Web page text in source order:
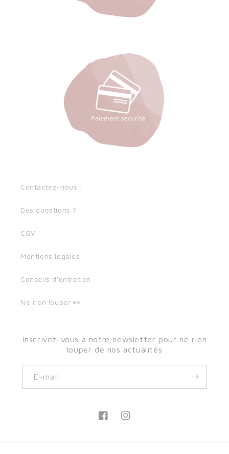
Contactez-nous !
Des questions ?
CGV
Mentions légales
Conseils d'entretien
Ne rien louper 👀
Inscrivez-vous à notre newsletter pour ne rien
louper de nos actualités
E-mail
FacebookInstagram